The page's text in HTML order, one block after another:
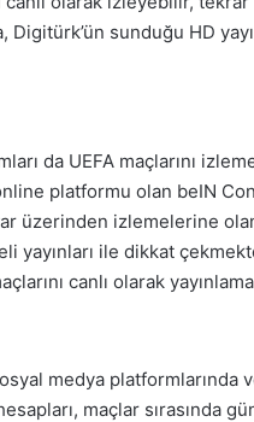
sunduğu HD
da UEFA maçlarını
platformu olan beIN
üzerinden izlemelerine
yayınları ile dikkat
canlı olarak
medya platformlarında
maçlar sırasında